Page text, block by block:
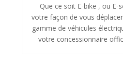
Que ce soit E-bike , ou E-
votre façon de vous
gamme de véhicules
votre concessionnaire